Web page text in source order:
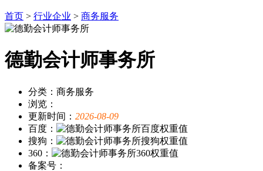
首页 > 行业企业 > 商务服务
德勤会计师事务所
分类：商务服务
浏览：
更新时间： 2026-08-09
百度：
搜狗：
360：
备案号：